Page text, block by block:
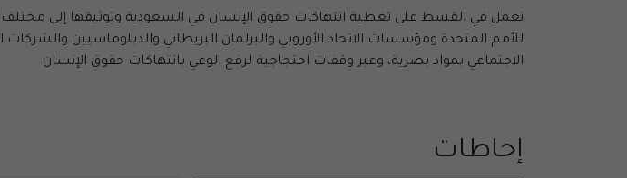
نعمل في القسط على تغطية انتهاكات حقوق الإنسان في السعودية وتوثيقها إلى مختلف
للأمم المتحدة ومؤسسات الاتحاد الأوروبي والبرلمان البريطاني والدبلوماسيين
الاجتماعي بمواد بصرية، وعبر وقفات احتجاجية لرفع الوعي بانتهاكات حقوق الإنسان
إحاطات